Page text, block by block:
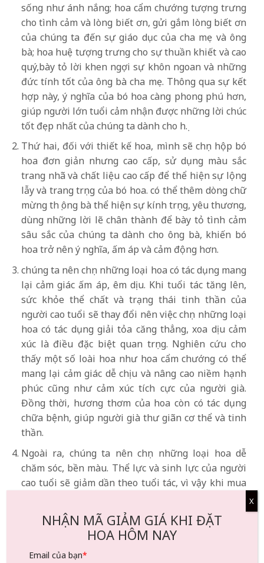
sống như ánh nắng; hoa cẩm chướng tượng trưng
cho tình cảm và lòng biết ơn, gửi gắm lòng biết ơn
của chúng ta đến sự giáo dục của cha mẹ và ông
bà; hoa huệ tượng trưng cho sự thuần khiết và cao
quý,bày tỏ lời khen ngợi sự khôn ngoan và những
đức tính tốt của ông bà cha mẹ. Thông qua sự kết
hợp này, ý nghĩa của bó hoa càng phong phú hơn,
giúp người lớn tuổi cảm nhận được những lời chúc
tốt đẹp nhất của chúng ta dành cho họ.
Thứ hai, đối với thiết kế hoa, mình sẽ chọn hộp bó
hoa đơn giản nhưng cao cấp, sử dụng màu sắc
trang nhã và chất liệu cao cấp để thể hiện sự lộng
lẫy và trang trọng của bó hoa. có thể thêm dòng chữ
mừng thọ ông bà thể hiện sự kính trọng, yêu thương,
dùng những lời lẽ chân thành để bày tỏ tình cảm
sâu sắc của chúng ta dành cho ông bà, khiến bó
hoa trở nên ý nghĩa, ấm áp và cảm động hơn.
chúng ta nên chọn những loại hoa có tác dụng mang
lại cảm giác ấm áp, êm dịu. Khi tuổi tác tăng lên,
sức khỏe thể chất và trạng thái tinh thần của
người cao tuổi sẽ thay đổi nên việc chọn những loại
hoa có tác dụng giải tỏa căng thẳng, xoa dịu cảm
xúc là điều đặc biệt quan trọng. Nghiên cứu cho
thấy một số loài hoa như hoa cẩm chướng có thể
mang lại cảm giác dễ chịu và nâng cao niềm hạnh
phúc cũng như cảm xúc tích cực của người già.
Đồng thời, hương thơm của hoa còn có tác dụng
chữa bệnh, giúp người già thư giãn cơ thể và tinh
thần.
Ngoài ra, chúng ta nên chọn những loại hoa dễ
chăm sóc, bền màu. Thể lực và sinh lực của người
cao tuổi sẽ giảm dần theo tuổi tác, vì vậy khi mua
thuận lợi cho việc chăm sóc, bảo dưỡng.
chúng ta cũng có thể thêm một số yếu tố đặc biệt
NHẬN MÃ GIẢM GIÁ KHI ĐẶT
HOA HÔM NAY
Email của bạn*
X